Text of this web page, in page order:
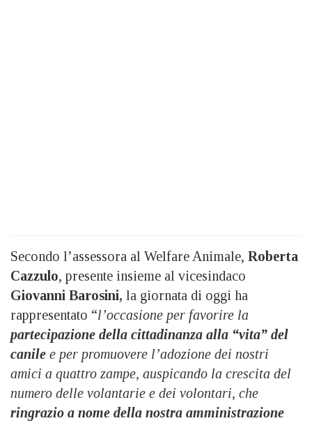
Secondo l’assessora al Welfare Animale, Roberta
Cazzulo, presente insieme al vicesindaco
Giovanni Barosini, la giornata di oggi ha
rappresentato “l’occasione per favorire la
partecipazione della cittadinanza alla “vita” del
canile e per promuovere l’adozione dei nostri
amici a quattro zampe, auspicando la crescita del
numero delle volantarie e dei volontari, che
ringrazio a nome della nostra amministrazione